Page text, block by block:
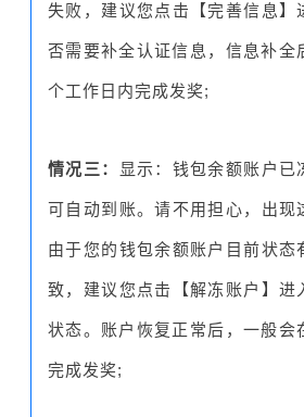
失败，建议您点击【完善信息】
否需要补全认证信息，信息补全
个工作日内完成发奖;
情况三： 显示：钱包余额账户已
可自动到账。请不用担心，出现
由于您的钱包余额账户目前状态
致，建议您点击【解冻账户】进
状态。账户恢复正常后，一般会
完成发奖;